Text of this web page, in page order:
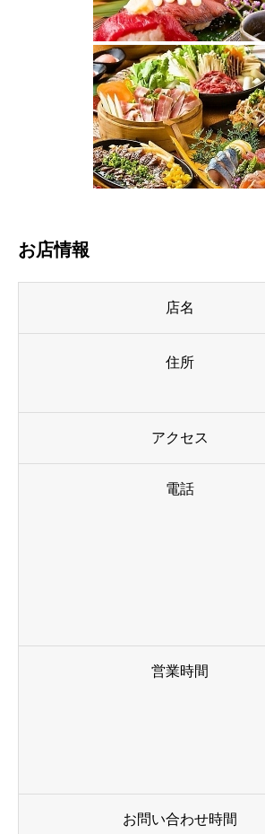
お店情報
店名
住所
アクセス
電話
営業時間
お問い合わせ時間